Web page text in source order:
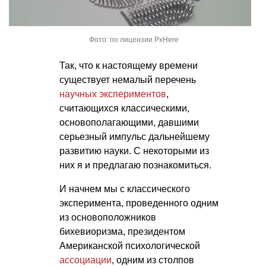
Фото: по лицензии PxHere
Так, что к настоящему времени
существует немалый перечень
научных экспериментов,
считающихся классическими,
основополагающими, давшими
серьезный импульс дальнейшему
развитию науки. С некоторыми из
них я и предлагаю познакомиться.
И начнем мы с классического
эксперимента, проведенного одним
из основоположников
бихевиоризма, президентом
Американской психологической
ассоциации, одним из столпов